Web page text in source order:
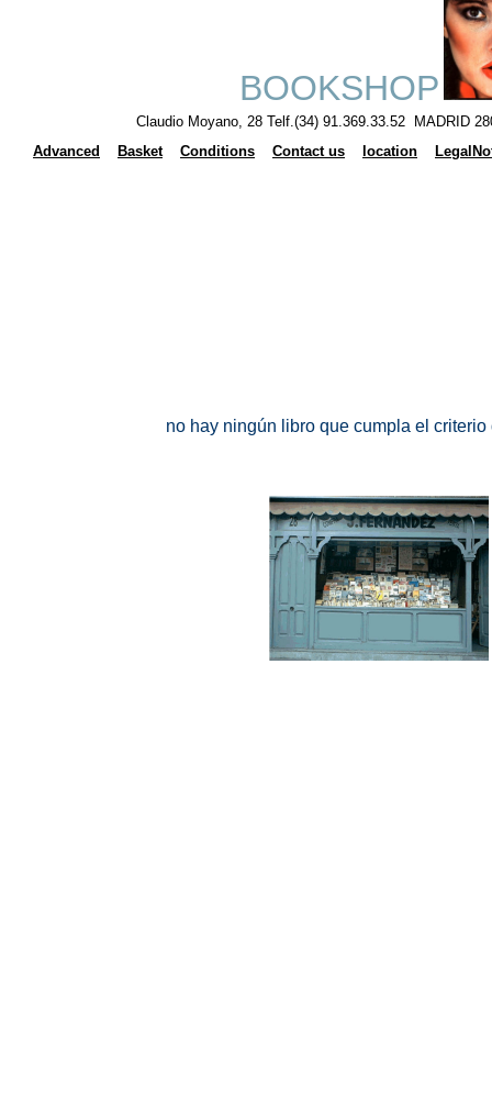
BOOKSHOP
Claudio Moyano, 28 Telf.(34) 91.369.33.52 MADRID
Advanced
Basket Conditions Contact us location
no hay ningún libro que cumpla el criterio